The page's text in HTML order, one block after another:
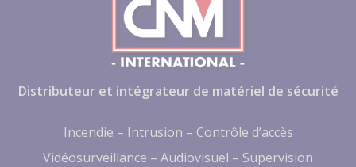
Distributeur et intégrateur de matériel de sécurité
Incendie – Intrusion – Contrôle d’accès
Vidéosurveillance – Audiovisuel – Supervision